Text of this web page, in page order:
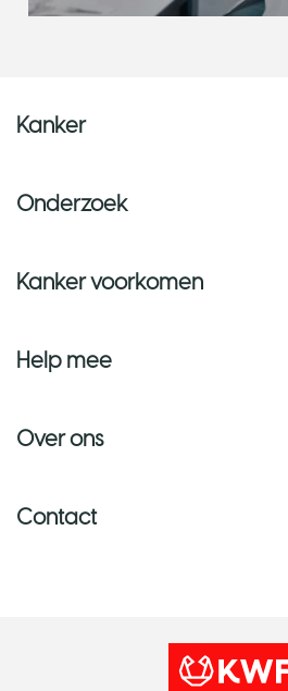
Kanker
Onderzoek
Kanker voorkomen
Help mee
Over ons
Contact